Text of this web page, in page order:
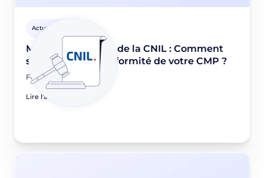
Actus Privacy
Mises en demeure de la CNIL : Comment
s’assurer de la conformité de votre CMP ?
February 24, 2026
Lire l'article